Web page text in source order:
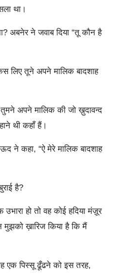
था।
अबनेर ने जवाब दिया “तू कौन है
लिए तूने अपने मालिक बादशाह
अपने मालिक की जो ख़ुदावन्द
थी कहाँ हैं।
ने कहा, “ऐ मेरे मालिक बादशाह
है?
हो तो वह कोई हदिया मंज़ूर
ख़ारिज किया है कि मैं
एक पिस्सू ढूँढने को इस तरह,